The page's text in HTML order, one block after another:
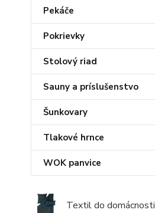
Pekáče
Pokrievky
Stolový riad
Sauny a príslušenstvo
Šunkovary
Tlakové hrnce
WOK panvice
Textil do domácnosti